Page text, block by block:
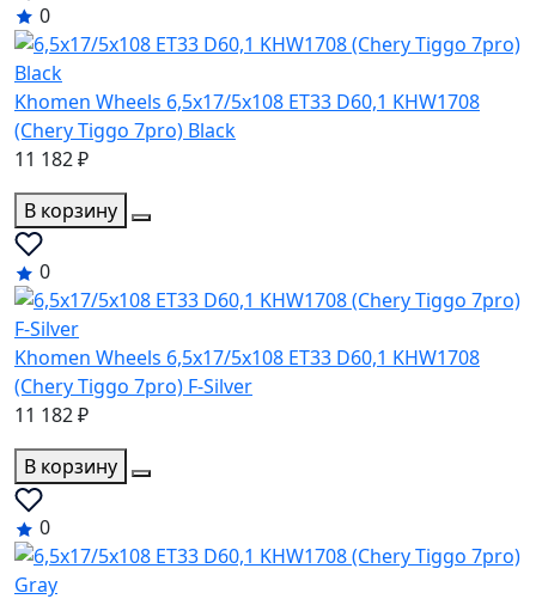
0
Khomen Wheels 6,5x17/5x108 ET33 D60,1 KHW1708
(Chery Tiggo 7pro) Black
11 182 ₽
В корзину
0
Khomen Wheels 6,5x17/5x108 ET33 D60,1 KHW1708
(Chery Tiggo 7pro) F-Silver
11 182 ₽
В корзину
0